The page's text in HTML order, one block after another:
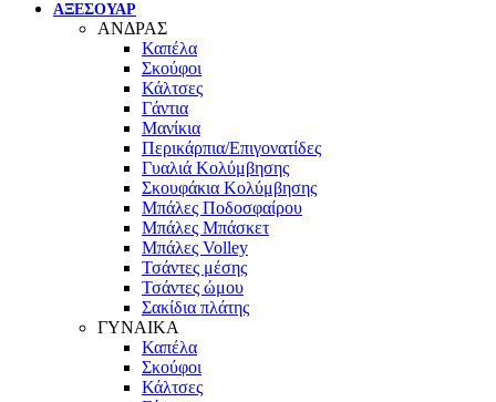
ΑΞΕΣΟΥΑΡ
ΑΝΔΡΑΣ
Καπέλα
Σκούφοι
Κάλτσες
Γάντια
Μανίκια
Περικάρπια/Επιγονατίδες
Γυαλιά Κολύμβησης
Σκουφάκια Κολύμβησης
Μπάλες Ποδοσφαίρου
Μπάλες Μπάσκετ
Μπάλες Volley
Τσάντες μέσης
Τσάντες ώμου
Σακίδια πλάτης
ΓΥΝΑΙΚΑ
Καπέλα
Σκούφοι
Κάλτσες